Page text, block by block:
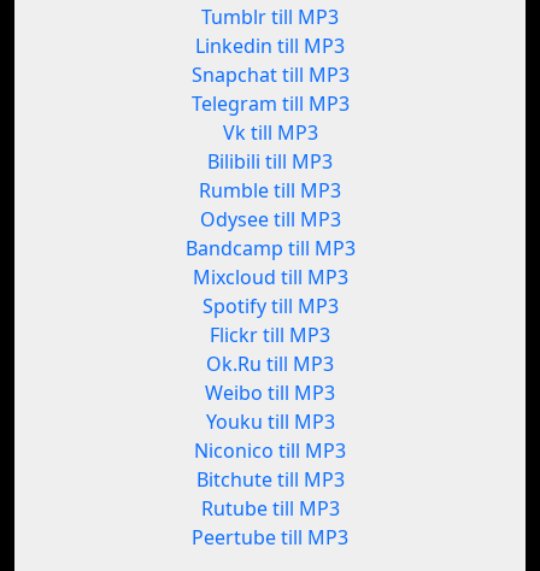
Tumblr till MP3
Linkedin till MP3
Snapchat till MP3
Telegram till MP3
Vk till MP3
Bilibili till MP3
Rumble till MP3
Odysee till MP3
Bandcamp till MP3
Mixcloud till MP3
Spotify till MP3
Flickr till MP3
Ok.Ru till MP3
Weibo till MP3
Youku till MP3
Niconico till MP3
Bitchute till MP3
Rutube till MP3
Peertube till MP3